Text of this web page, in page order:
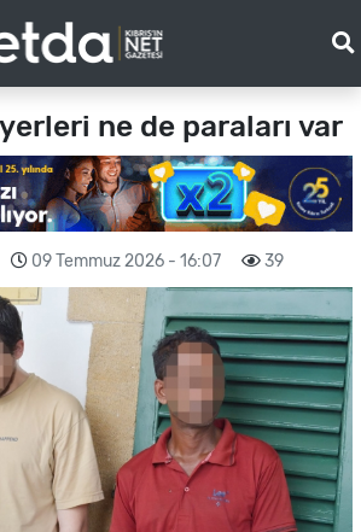
ne de paraları var
09 Temmuz 2026 - 16:07 39